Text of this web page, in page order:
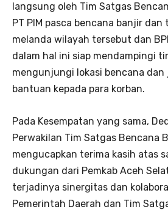
langsung oleh Tim Satgas
PT PIM pasca bencana banjir
melanda wilayah tersebut dan
dalam hal ini siap mendampingi
mengunjungi lokasi bencana
bantuan kepada para korban.
Pada Kesempatan yang sama,
Perwakilan Tim Satgas Bencana
mengucapkan terima kasih atas
dukungan dari Pemkab Aceh
terjadinya sinergitas dan
Pemerintah Daerah dan Tim